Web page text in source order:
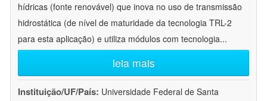
hídricas (fonte renovável) que inova no uso de transmissão
hidrostática (de nível de maturidade da tecnologia TRL-2
para esta aplicação) e utiliza módulos com tecnologia...
leia mais
Instituição/UF/País: Universidade Federal de Santa